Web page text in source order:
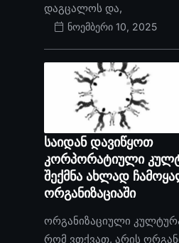
დაგცალოს და,
ნოემბერი 10, 2025
საიდან დავიწყოთ
კორპორატიული
შექმნა ახლად
ორგანიზაციაში
ორგანიზაციული
რომ ვთქვათ, არის